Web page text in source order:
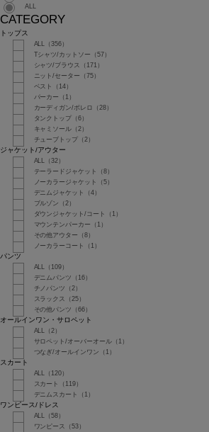
ALL
CATEGORY
トップス
ALL（356）
Tシャツ/カットソー（57）
シャツ/ブラウス（171）
ニット/セーター（75）
ベスト（14）
パーカー（1）
カーディガン/ボレロ（28）
タンクトップ（6）
キャミソール（2）
チューブトップ（2）
ジャケット/アウター
ALL（32）
テーラードジャケット（8）
ノーカラージャケット（5）
デニムジャケット（4）
ブルゾン（2）
ダウンジャケット/コート（1）
マウンテンパーカー（1）
その他アウター（8）
ノーカラーコート（1）
パンツ
ALL（109）
デニムパンツ（16）
チノパンツ（2）
スラックス（25）
その他パンツ（66）
オールインワン・サロペット
ALL（2）
サロペット/オーバーオール（1）
つなぎ/オールインワン（1）
スカート
ALL（120）
スカート（119）
デニムスカート（1）
ワンピース/ドレス
ALL（58）
ワンピース（53）